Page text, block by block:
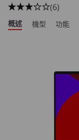
(6)
概述 機型 功能